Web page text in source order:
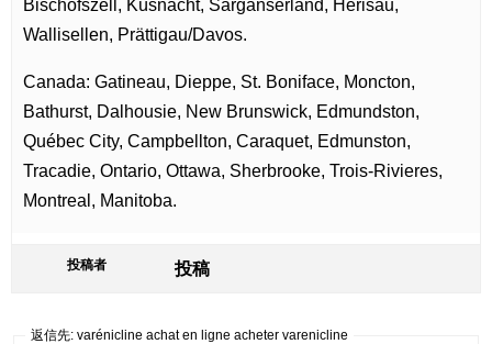
Bischofszell, Küsnacht, Sarganserland, Herisau,
Wallisellen, Prättigau/Davos.
Canada: Gatineau, Dieppe, St. Boniface, Moncton,
Bathurst, Dalhousie, New Brunswick, Edmundston,
Québec City, Campbellton, Caraquet, Edmunston,
Tracadie, Ontario, Ottawa, Sherbrooke, Trois-Rivieres,
Montreal, Manitoba.
投稿者 投稿
返信先: varénicline achat en ligne acheter varenicline